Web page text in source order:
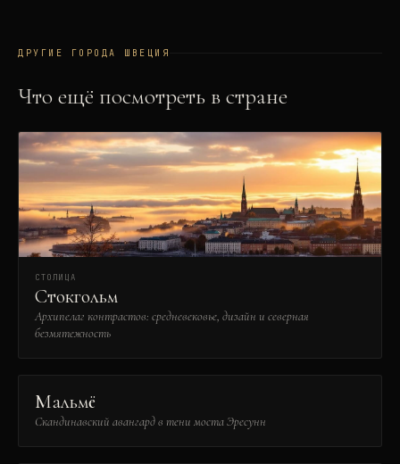
ДРУГИЕ ГОРОДА ШВЕЦИЯ
Что ещё посмотреть в стране
СТОЛИЦА
Стокгольм
Архипелаг контрастов: средневековье, дизайн и северная
безмятежность
Мальмё
Скандинавский авангард в тени моста Эресунн